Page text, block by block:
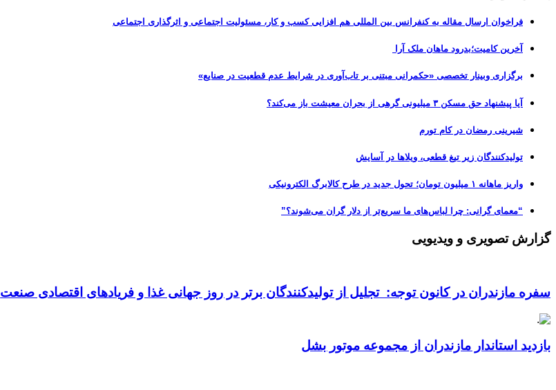
فراخوان ارسال مقاله به کنفرانس بین المللی هم افزایی کسب و کار، مسئولیت اجتماعی و اثرگذاری اجتماعی
آخرین کامیت؛بدرود ماهان ملک آرا
برگزاری وبینار تخصصی «حکمرانی مبتنی بر تاب‌آوری در شرایط عدم قطعیت در صنایع»
آیا پیشنهاد حق مسکن ۳ میلیونی گرهی از بحران معیشت باز می‌کند؟
شیرینی رمضان در کام تورم
تولیدکنندگان زیر تیغ قطعی، ویلاها در آسایش
واریز ماهانه ۱ میلیون تومان؛ تحول جدید در طرح کالابرگ الکترونیکی
“معمای گرانی: چرا لباس‌های ما سریع‌تر از دلار گران می‌شوند؟”
گزارش تصویری و ویدیویی
سفره مازندران در کانون توجه: تجلیل از تولیدکنندگان برتر در روز جهانی غذا و فریادهای اقتصادی صنعت
بازدید استاندار مازندران از مجموعه موتور بشل